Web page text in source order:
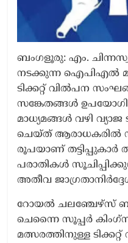
ബംഗളൂരു: എം.
നടക്കുന്ന ഐപിഎൽ
ടിക്കറ്റ് വിൽപന
സങ്കേതങ്ങൾ
മാധ്യമങ്ങൾ വഴി വ്യാജ
ചെയ്ത് ആരാധകരിൽ
രൂപയാണ് തട്ടിപ്പുകാർ
പരാതികൾ
അതീവ
റോയൽ ചലഞ്ചേഴ്സ്
ചെന്നൈ സൂപ്പർ
മത്സരത്തിനുള്ള